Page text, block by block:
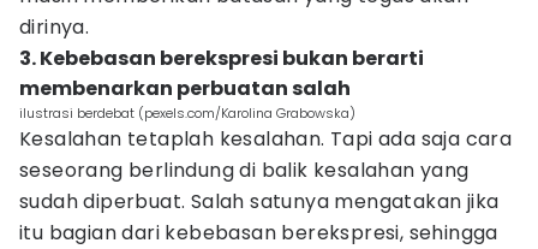
dirinya.
3. Kebebasan berekspresi bukan berarti
membenarkan perbuatan salah
ilustrasi berdebat (pexels.com/Karolina Grabowska)
Kesalahan tetaplah kesalahan. Tapi ada saja cara
seseorang berlindung di balik kesalahan yang
sudah diperbuat. Salah satunya mengatakan jika
itu bagian dari kebebasan berekspresi, sehingga